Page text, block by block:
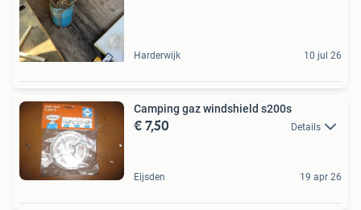
Harderwijk 10 jul 26
Camping gaz windshield s200s
€ 7,50 Details
Eijsden 19 apr 26